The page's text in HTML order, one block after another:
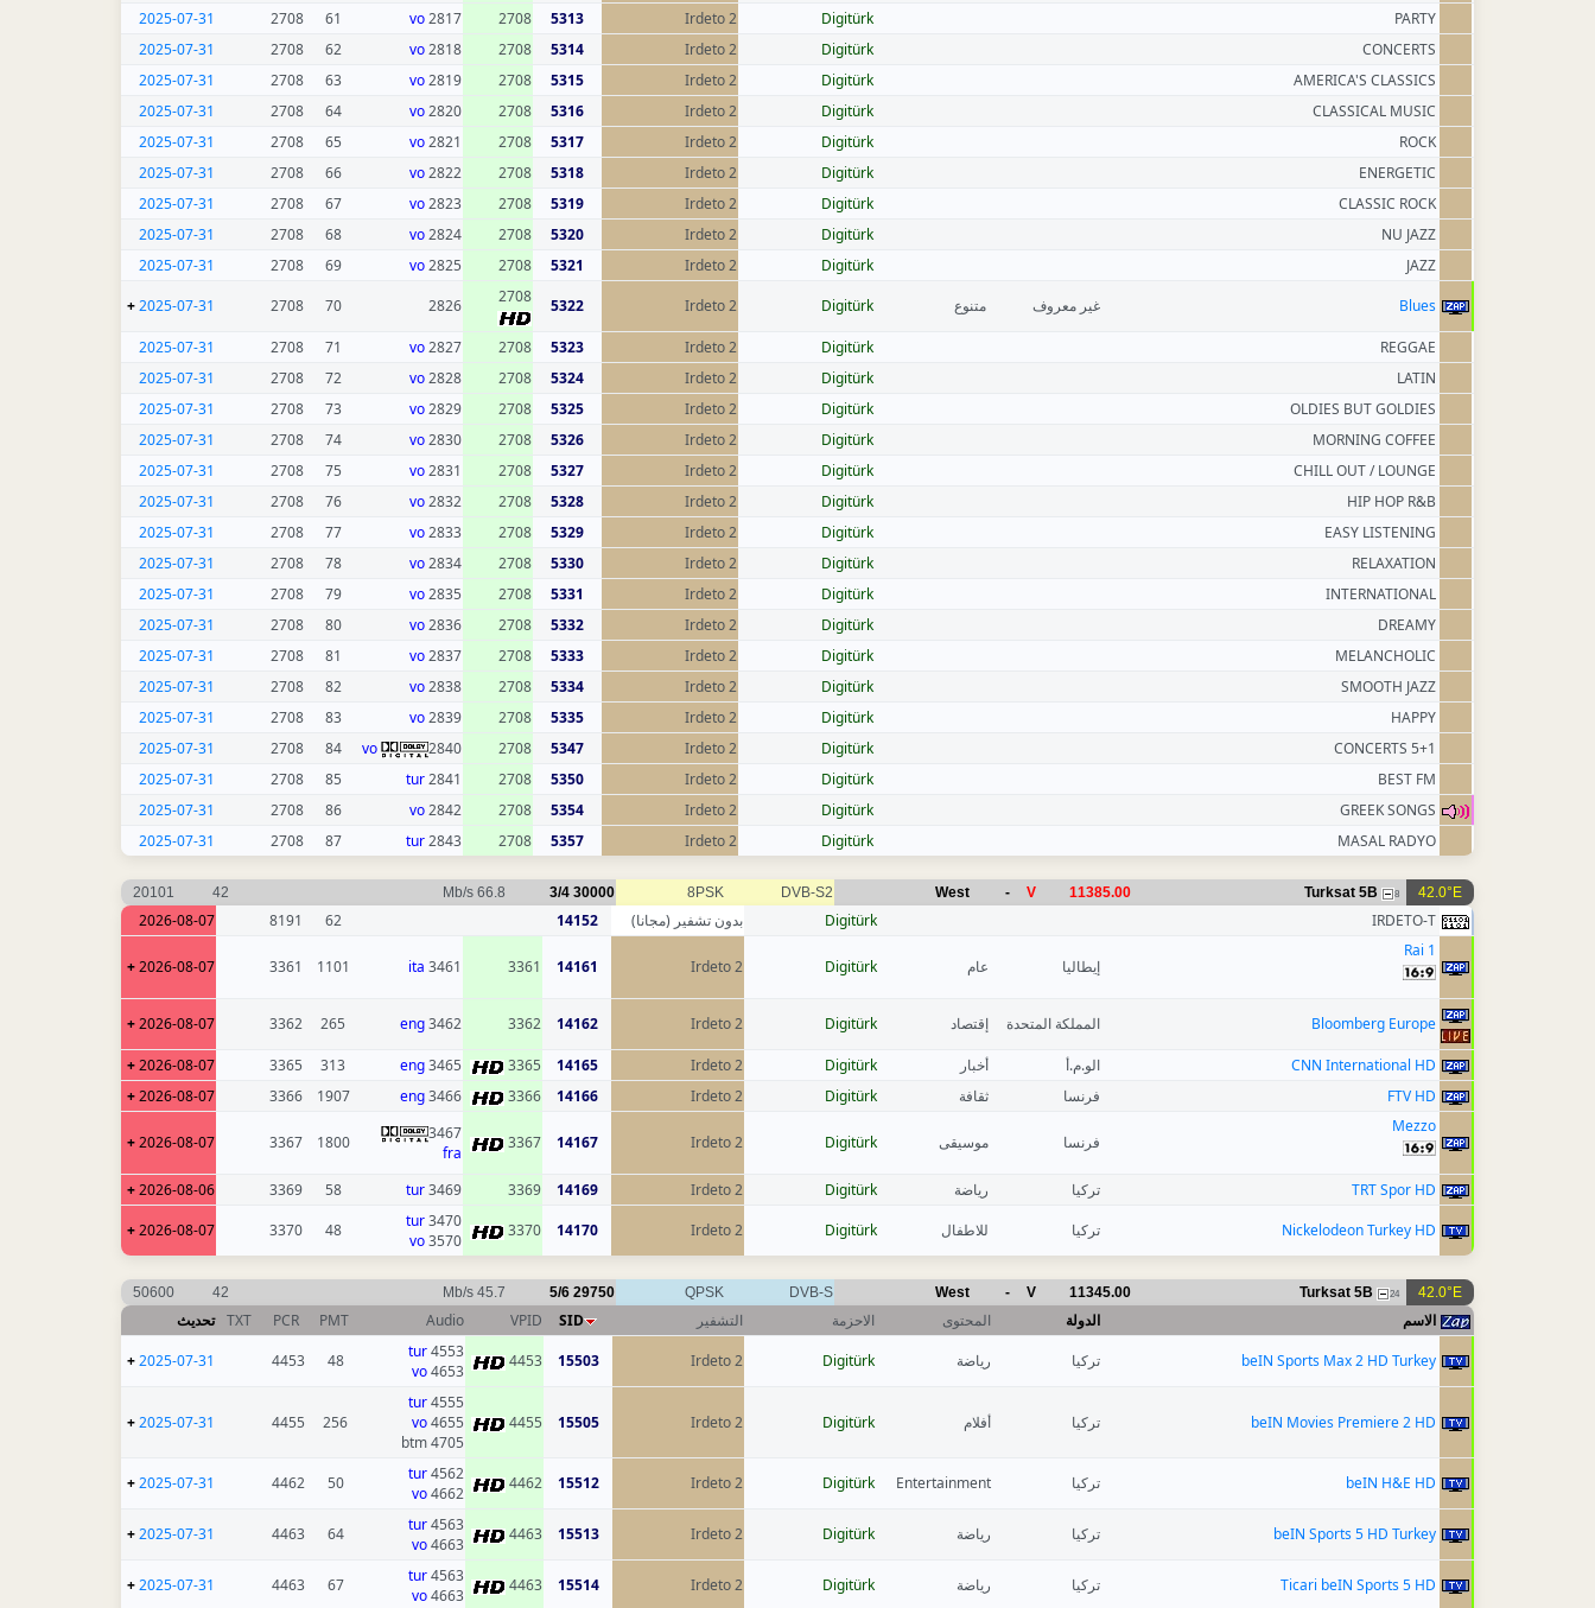
PARTY
Digitürk
Irdeto 2
5313
2708
2817
vo
61
2708
2025-07-31
CONCERTS
Digitürk
Irdeto 2
5314
2708
2818
vo
62
2708
2025-07-31
AMERICA'S CLASSICS
Digitürk
Irdeto 2
5315
2708
2819
vo
63
2708
2025-07-31
CLASSICAL MUSIC
Digitürk
Irdeto 2
5316
2708
2820
vo
64
2708
2025-07-31
ROCK
Digitürk
Irdeto 2
5317
2708
2821
vo
65
2708
2025-07-31
ENERGETIC
Digitürk
Irdeto 2
5318
2708
2822
vo
66
2708
2025-07-31
CLASSIC ROCK
Digitürk
Irdeto 2
5319
2708
2823
vo
67
2708
2025-07-31
NU JAZZ
Digitürk
Irdeto 2
5320
2708
2824
vo
68
2708
2025-07-31
JAZZ
Digitürk
Irdeto 2
5321
2708
2825
vo
69
2708
2025-07-31
Blues
غير معروف متنوع Digitürk
Irdeto 2
5322
2708
2826
70
2708
2025-07-31
+
REGGAE
Digitürk
Irdeto 2
5323
2708
2827
vo
71
2708
2025-07-31
LATIN
Digitürk
Irdeto 2
5324
2708
2828
vo
72
2708
2025-07-31
OLDIES BUT GOLDIES
Digitürk
Irdeto 2
5325
2708
2829
vo
73
2708
2025-07-31
MORNING COFFEE
Digitürk
Irdeto 2
5326
2708
2830
vo
74
2708
2025-07-31
CHILL OUT / LOUNGE
Digitürk
Irdeto 2
5327
2708
2831
vo
75
2708
2025-07-31
HIP HOP R&B
Digitürk
Irdeto 2
5328
2708
2832
vo
76
2708
2025-07-31
EASY LISTENING
Digitürk
Irdeto 2
5329
2708
2833
vo
77
2708
2025-07-31
RELAXATION
Digitürk
Irdeto 2
5330
2708
2834
vo
78
2708
2025-07-31
INTERNATIONAL
Digitürk
Irdeto 2
5331
2708
2835
vo
79
2708
2025-07-31
DREAMY
Digitürk
Irdeto 2
5332
2708
2836
vo
80
2708
2025-07-31
MELANCHOLIC
Digitürk
Irdeto 2
5333
2708
2837
vo
81
2708
2025-07-31
SMOOTH JAZZ
Digitürk
Irdeto 2
5334
2708
2838
vo
82
2708
2025-07-31
HAPPY
Digitürk
Irdeto 2
5335
2708
2839
vo
83
2708
2025-07-31
5+1 CONCERTS
Digitürk
Irdeto 2
5347
2708
2840
vo
84
2708
2025-07-31
BEST FM
Digitürk
Irdeto 2
5350
2708
2841
tur
85
2708
2025-07-31
GREEK SONGS
Digitürk
Irdeto 2
5354
2708
2842
vo
86
2708
2025-07-31
MASAL RADYO
Digitürk
Irdeto 2
5357
2708
2843
tur
87
2708
2025-07-31
42.0°E
Turksat 5B 8
11385.00
V
-
West
DVB-S2
8PSK
30000
3/4
66.8 Mb/s
42
20101
IRDETO-T
Digitürk بدون تشفير (مجانا) 14152
62
8191
2026-08-07
Rai 1
إيطاليا
عام Digitürk
Irdeto 2
14161
3361
3461
ita
1101
3361
2026-08-07
+
Bloomberg Europe المملكة المتحدة إقتصاد Digitürk
Irdeto 2
14162
3362
3462
eng
265
3362
2026-08-07
+
CNN International HD الو.م.أ أخبار Digitürk
Irdeto 2
14165
3365
3465
eng
313
3365
2026-08-07
+
FTV HD
فرنسا ثقافة Digitürk
Irdeto 2
14166
3366
3466
eng
1907
3366
2026-08-07
+
Mezzo
فرنسا
موسيقى Digitürk
Irdeto 2
14167
3367
3467
fra
1800
3367
2026-08-07
+
TRT Spor HD تركيا رياضة Digitürk
Irdeto 2
14169
3369
3469
tur
58
3369
2026-08-06
+
Nickelodeon Turkey HD
تركيا للاطفال Digitürk
Irdeto 2
14170
3370
3470
tur
3570
vo
48
3370
2026-08-07
+
42.0°E
Turksat 5B 24
11345.00
V
-
West
DVB-S
QPSK
29750
5/6
45.7 Mb/s
42
50600
الاسم الدولة المحتوى الاحزمة التشفير SID
VPID
Audio
PMT
PCR
TXT تحديث
beIN Sports Max 2 HD Turkey
تركيا رياضة Digitürk
Irdeto 2
15503
4453
4553
tur
4653
vo
48
4453
2025-07-31
+
beIN Movies Premiere 2 HD تركيا أفلام Digitürk
Irdeto 2
15505
4455
4555
tur
4655
vo
4705 btm
256
4455
2025-07-31
+
beIN H&E HD تركيا Entertainment
Digitürk
Irdeto 2
15512
4462
4562
tur
4662
vo
50
4462
2025-07-31
+
beIN Sports 5 HD Turkey تركيا رياضة Digitürk
Irdeto 2
15513
4463
4563
tur
4663
vo
64
4463
2025-07-31
+
Ticari beIN Sports 5 HD تركيا رياضة Digitürk
Irdeto 2
15514
4463
4563
tur
4663
vo
67
4463
2025-07-31
+